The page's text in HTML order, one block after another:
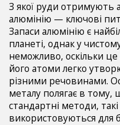
З якої руди отримують
алюмінію — ключові
Запаси алюмінію є
планеті, однак у
неможливо, оскільки це
його атоми легко
різними речовинами.
металу полягає в
стандартні методи,
використовуються для